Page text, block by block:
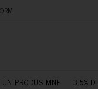
DONATIONS
PRODUS MNF 3.5%